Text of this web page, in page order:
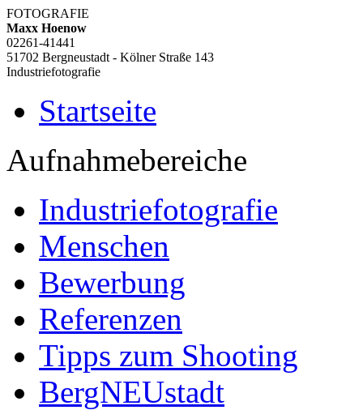
FOTOGRAFIE
Maxx Hoenow
02261-41441
51702 Bergneustadt - Kölner Straße 143
Industriefotografie
Startseite
Aufnahmebereiche
Industriefotografie
Menschen
Bewerbung
Referenzen
Tipps zum Shooting
BergNEUstadt